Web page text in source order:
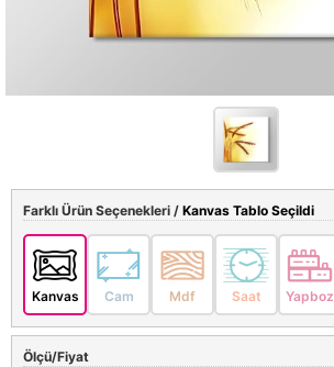
Farklı Ürün Seçenekleri / Kanvas Tablo Seçildi
Kanvas Cam Mdf Saat Yapboz
Ölçü/Fiyat